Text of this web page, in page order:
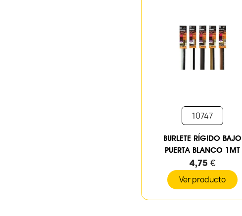
10747
BURLETE RÍGIDO BAJO
PUERTA BLANCO 1MT
4,75 €
Ver producto